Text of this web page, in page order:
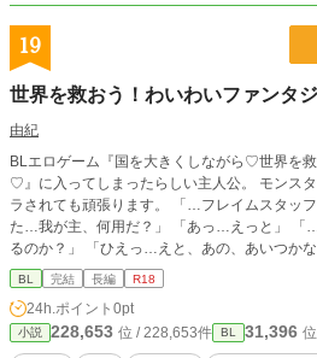
19
世界を救おう！わいわいファンタ
由紀
BLエロゲーム『国を大きくしながら♡世界を
♡』に入ってしまったらしい主人公。 モンス
ラされても頑張ります。 「…フレイムスタッフ火焔。主人の求めにより参上し
た…我が主、何用だ？」 「あっ…えっと」 「
るのか？」 「ひえっ…えと、あの、あいつ
わ」 ※勢いで突き進みます。 書きたい所だけ書いた為、諸々可笑しいです。 暇
潰しにでも、よろしければ。 ムーンライトノベ
BL 完結 長編 R18
24h.ポイント 0pt
小説 228,653 位 / 228,653件 BL 31,396